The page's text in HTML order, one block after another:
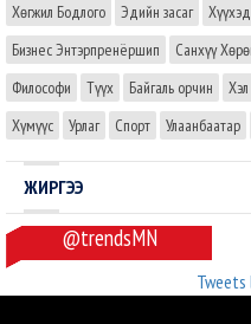
Хөгжил Бодлого
Эдийн засаг
Бизнес Энтэрпренёршип
Санхүү
Философи
Түүх Байгаль орчин
Хүмүүс
Урлаг Спорт Улаанбаатар
ЖИРГЭЭ
@trendsMN
Tweets